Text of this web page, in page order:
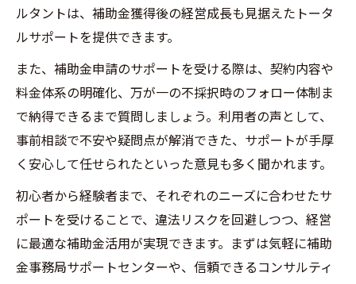
ルタントは、補助金獲得後の経営成長も見据えたトータ
ルサポートを提供できます。
また、補助金申請のサポートを受ける際は、契約内容や
料金体系の明確化、万が一の不採択時のフォロー体制ま
で納得できるまで質問しましょう。利用者の声として、
事前相談で不安や疑問点が解消できた、サポートが手厚
く安心して任せられたといった意見も多く聞かれます。
初心者から経験者まで、それぞれのニーズに合わせたサ
ポートを受けることで、違法リスクを回避しつつ、経営
に最適な補助金活用が実現できます。まずは気軽に補助
金事務局サポートセンターや、信頼できるコンサルティ